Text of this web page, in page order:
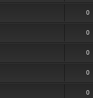
0
0
0
0
0